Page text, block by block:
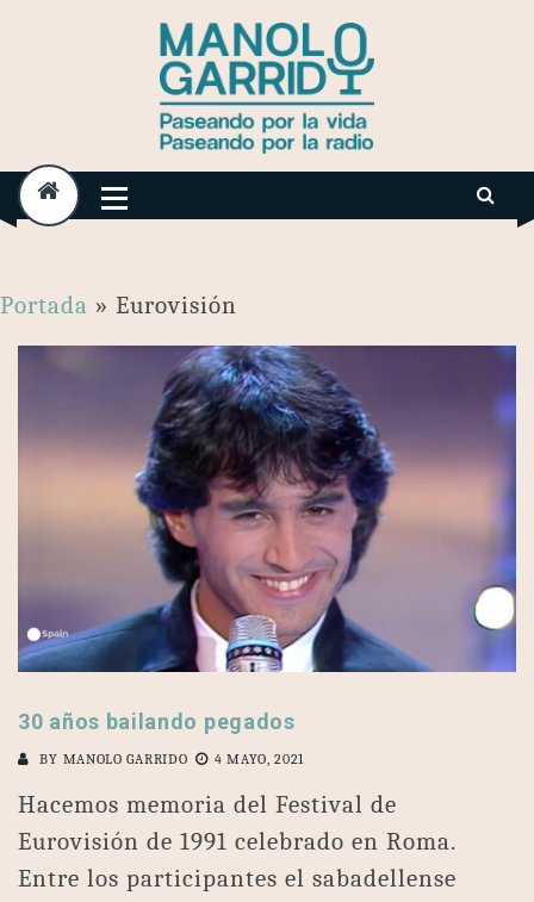
Portada » Eurovisión
30 años bailando pegados
BY MANOLO GARRIDO 4 MAYO, 2021
Hacemos memoria del Festival de
Eurovisión de 1991 celebrado en Roma.
Entre los participantes el sabadellense